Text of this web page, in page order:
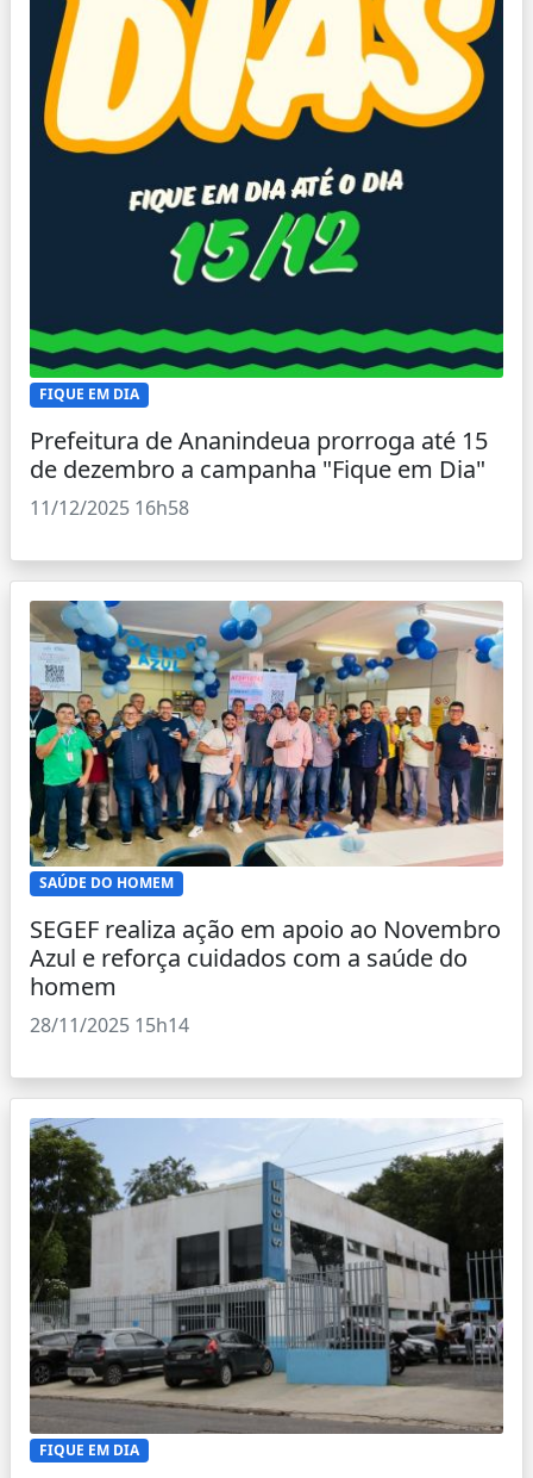
FIQUE EM DIA
Prefeitura de Ananindeua prorroga até 15
de dezembro a campanha "Fique em Dia"
11/12/2025 16h58
SAÚDE DO HOMEM
SEGEF realiza ação em apoio ao Novembro
Azul e reforça cuidados com a saúde do
homem
28/11/2025 15h14
FIQUE EM DIA